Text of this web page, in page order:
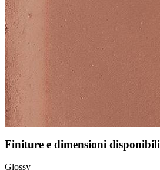
Finiture e dimensioni disponibili
Glossy